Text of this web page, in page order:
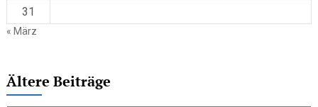
31
« März
Ältere Beiträge